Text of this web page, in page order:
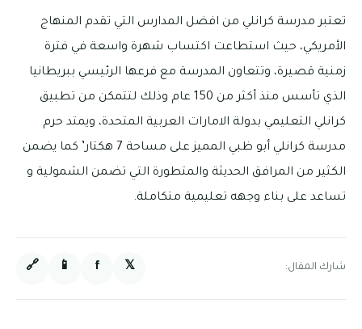
تعتبر مدرسة كرانلي من افضل المدارس التي تقدم المنهاج
الأمريكي، حيث استطاعت اكتساب شهرة واسعة في فترة
زمنية قصيرة، وتتعاون المدرسة مع فرعها الرئيسي ببريطانيا
الذي تأسس منذ أكثر من 150 عام وذلك لتتمكن من تطبيق
كرانلي التعليمي بدولة الامارات العربية المتحدة، ويمتد حرم
مدرسة كرانلي أبو ظبي المميز على مساحة 7 هكتار’ كما يضمن
الكثير من المرافق الحديثة والمتطورة التي تضمن الشمولية و
تساعد على بناء وجهه تعليمية متكاملة.
شارك المقال: 𝕏
f
📱
🔗